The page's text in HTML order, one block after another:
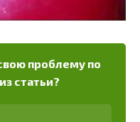
проблему по
статьи?